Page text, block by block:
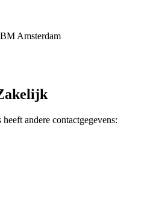
Amsterdam
andere contactgegevens: